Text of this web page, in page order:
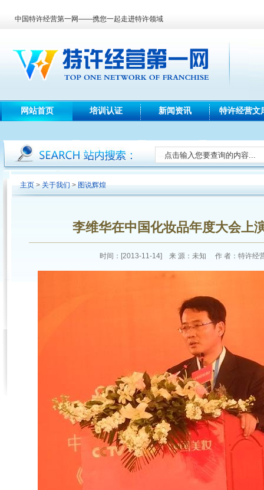
中国特许经营第一网——携您一起走进特许领域
网站首页 培训认证 新闻资讯 特许经营文
主页 > 关于我们 > 图说辉煌
李维华在中国化妆品年度大会上
时间：[2013-11-14] 来 源：未知 作 者：特许经